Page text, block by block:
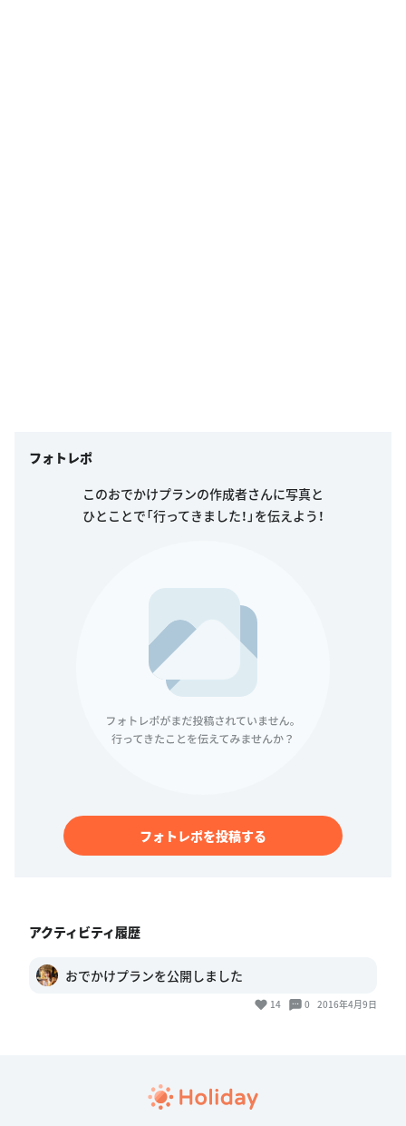
ひとことで「行ってきました！」を伝えよう！
フォトレポを投稿する